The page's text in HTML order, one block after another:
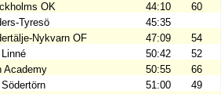
OK 44:10
60
Tyresö
45:35
Nykvarn OF 47:09
54
50:42
52
Academy 50:55
66
51:00
49